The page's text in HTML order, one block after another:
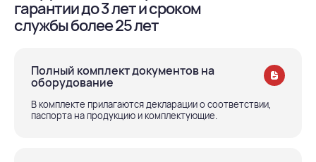
гарантии до 3 лет и сроком
службы более 25 лет
Полный комплект документов на
оборудование
В комплекте прилагаются декларации о соответствии,
паспорта на продукцию и комплектующие.